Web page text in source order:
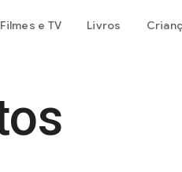
Filmes e TV Livros